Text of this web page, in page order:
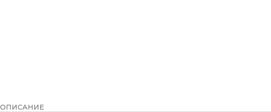
ОПИСАНИЕ